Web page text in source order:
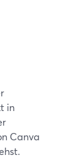
in
Canva